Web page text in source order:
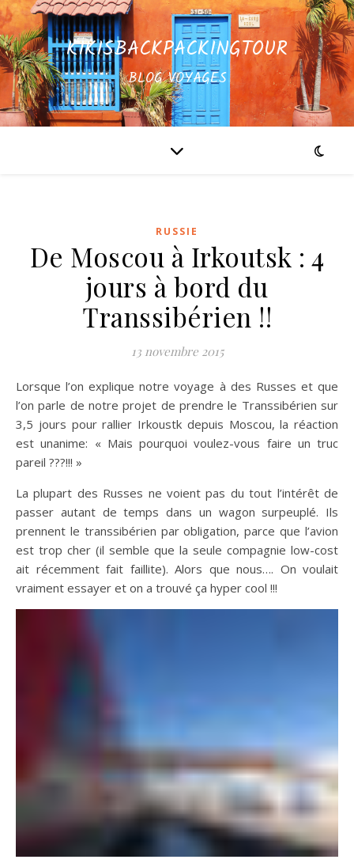
KIKISBACKPACKINGTOUR
BLOG VOYAGES
RUSSIE
De Moscou à Irkoutsk : 4
jours à bord du
Transsibérien !!
13 novembre 2015
Lorsque l’on explique notre voyage à des Russes et que
l’on parle de notre projet de prendre le Transsibérien sur
3,5 jours pour rallier Irkoustk depuis Moscou, la réaction
est unanime: « Mais pourquoi voulez-vous faire un truc
pareil ???!!! »
La plupart des Russes ne voient pas du tout l’intérêt de
passer autant de temps dans un wagon surpeuplé. Ils
prennent le transsibérien par obligation, parce que l’avion
est trop cher (il semble que la seule compagnie low-cost
ait récemment fait faillite). Alors que nous…. On voulait
vraiment essayer et on a trouvé ça hyper cool !!!